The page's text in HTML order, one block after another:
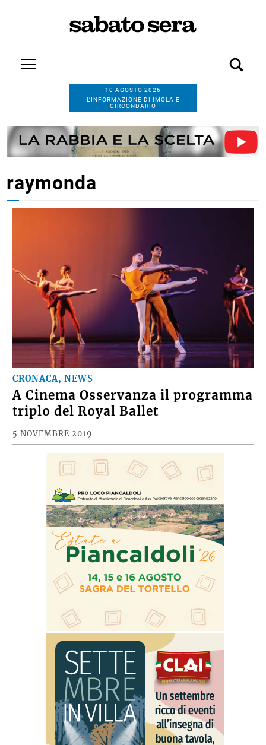
10 AGOSTO 2026
L’INFORMAZIONE DI IMOLA E
CIRCONDARIO
raymonda
CRONACA, NEWS
A Cinema Osservanza il programma
triplo del Royal Ballet
5 NOVEMBRE 2019